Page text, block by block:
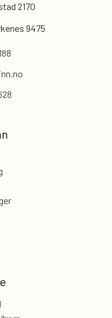
2170
9475